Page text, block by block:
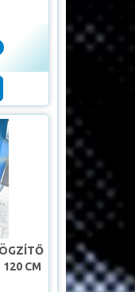
120 CM